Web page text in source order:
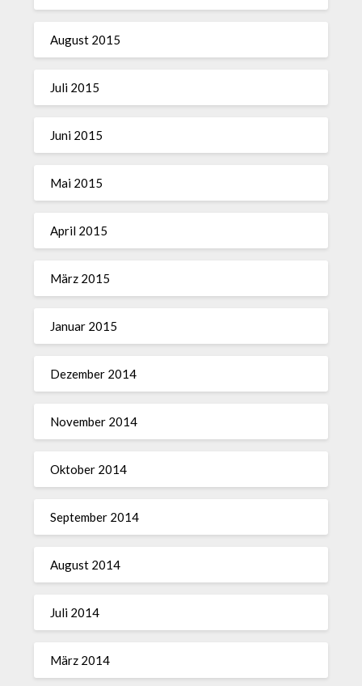
August 2015
Juli 2015
Juni 2015
Mai 2015
April 2015
März 2015
Januar 2015
Dezember 2014
November 2014
Oktober 2014
September 2014
August 2014
Juli 2014
März 2014